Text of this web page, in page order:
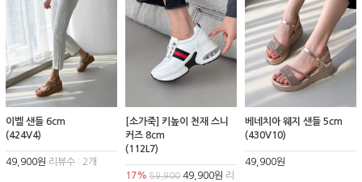
이벨 샌들 6cm
(424V4)
49,900원 리뷰수 : 2개
[소가죽] 키높이 천재 스니
커즈 8cm
(112L7)
17% 59,90049,900원 리
베네치아 웨지 샌들 5cm
(430V10)
49,900원